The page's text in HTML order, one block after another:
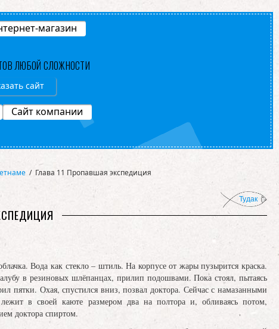
магазин
ЛЮБОЙ СЛОЖНОСТИ
сайт
Сайт компании
/ Глава 11 Пропавшая экспедиция
Тудак
Вода как стекло – штиль. На корпусе от жары пузырится краска.
в резиновых шлёпанцах, прилип подошвами. Пока стоял, пытаясь
пятки. Охая, спустился вниз, позвал доктора. Сейчас с намазанными
в своей каюте размером два на полтора и, обливаясь потом,
доктора спиртом.